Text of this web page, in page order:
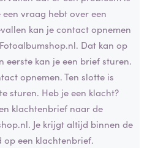
vraag hebt over een
kan je contact opnemen
Dat kan op
eerste kan je een brief sturen.
opnemen. Ten slotte is
sturen. Heb je een klacht?
klachtenbrief naar de
Je krijgt altijd binnen de
op een klachtenbrief.